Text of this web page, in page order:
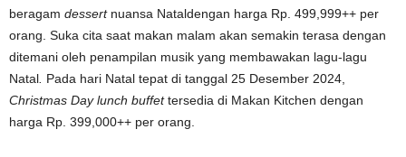
beragam dessert nuansa Nataldengan harga Rp. 499,999++ per
orang. Suka cita saat makan malam akan semakin terasa dengan
ditemani oleh penampilan musik yang membawakan lagu-lagu
Natal Pada hari Natal tepat di tanggal 25 Desember 2024,
Christmas Day lunch buffettersedia di Makan Kitchen dengan
harga Rp. 399,000++ per orang.